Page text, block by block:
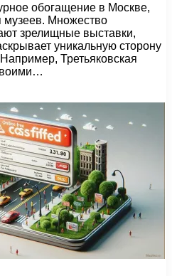
обогащение в Москве,
музеев. Множество
зрелищные выставки,
уникальную сторону
Третьяковская